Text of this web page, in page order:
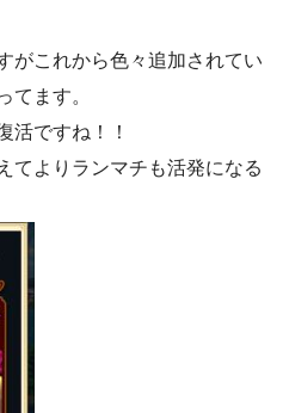
がこれから色々追加されてい
てます。
活ですね！！
てよりランマチも活発になる